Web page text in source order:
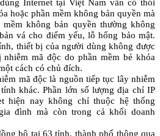
hoặc phần mềm không bản quyền mà
không bản quyền thường không
vá cho điểm yếu, lỗ hổng bảo mật.
thiết bị của người dùng không được
mã độc do phần mềm bẻ khóa
cách có chủ đích.
mã độc là nguồn tiếp tục lây nhiễm
khác. Phần lớn số lượng địa chỉ IP
hiện nay không chỉ thuộc hệ thống
đình mà còn trong cả khối doanh
bộ tại 63 tỉnh, thành phố thông qua